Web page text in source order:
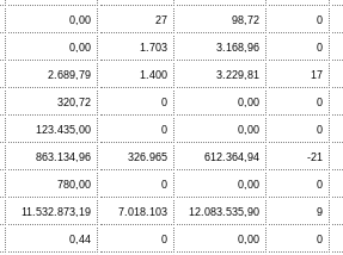
0,00 27 98,72 0
0,00 1.703 3.168,96 0
2.689,79 1.400 3.229,81 17
320,72 0 0,00 0
123.435,00 0 0,00 0
863.134,96 326.965 612.364,94 -21
780,00 0 0,00 0
11.532.873,19 7.018.103 12.083.535,90 9
0,44 0 0,00 0